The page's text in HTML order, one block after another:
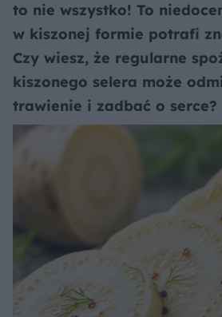
to nie wszystko! To
w kiszonej formie potrafi
Czy wiesz, że regularne
kiszonego selera może
trawienie i zadbać o serce?